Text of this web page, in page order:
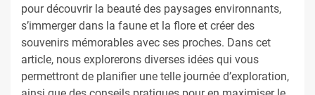
pour découvrir la beauté des paysages environnants,
s’immerger dans la faune et la flore et créer des
souvenirs mémorables avec ses proches. Dans cet
article, nous explorerons diverses idées qui vous
permettront de planifier une telle journée d’exploration,